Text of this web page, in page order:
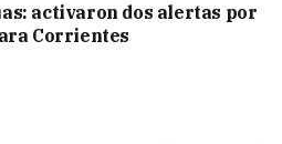
activaron dos alertas por
Corrientes